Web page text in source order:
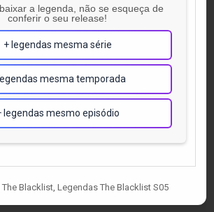
a legenda, não se esqueça de
conferir o seu release!
+ legendas mesma série
mesma temporada
legendas mesmo episódio
Blacklist Legendas The Blacklist S05